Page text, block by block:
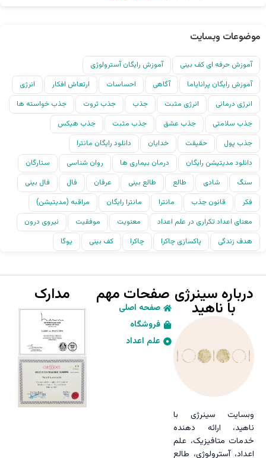
موضوعات وبسایت
آموزش حرفه ای کف بینی
آموزش رایگان آسترولوژی
آموزش رایگان پرانایاما
آگاهی احساسات ارتعاش افکار
انرژی
انرژی درمانی
انرژی مثبت جذب جذب ثروت
جذب خواسته ها
جذب سلامتی
جذب عشق جذب مثبت
جذب هیکس
جذب پول
حقیقت خدایان
دانلود رایگان مانترا
دانلود مدیتیشن رایگان
درمان بیماری ها روان شناسی
ستارگان
سنگ
شادی طالع طالع بینی عرفان فال
فال بینی
فکر
قانون جذب مانترا مانترا رایگان
مراقبه (مدیتیشن)
معنای اعداد تکراری در علم اعداد
معنویت موفقیت
نیروی درون
هدف زندگی
پاکسازی چاکرا چاکرا کف بینی یوگا
درباره سینرژی
با ناهید
وبسایت سینرژی با
ناهید، ارائه دهنده
خدمات متافیزیک، علم
اعداد، آسترولوژی، طالع
صفحات مهم
صفحه اصلی
فروشگاه
علم اعداد
مدارک